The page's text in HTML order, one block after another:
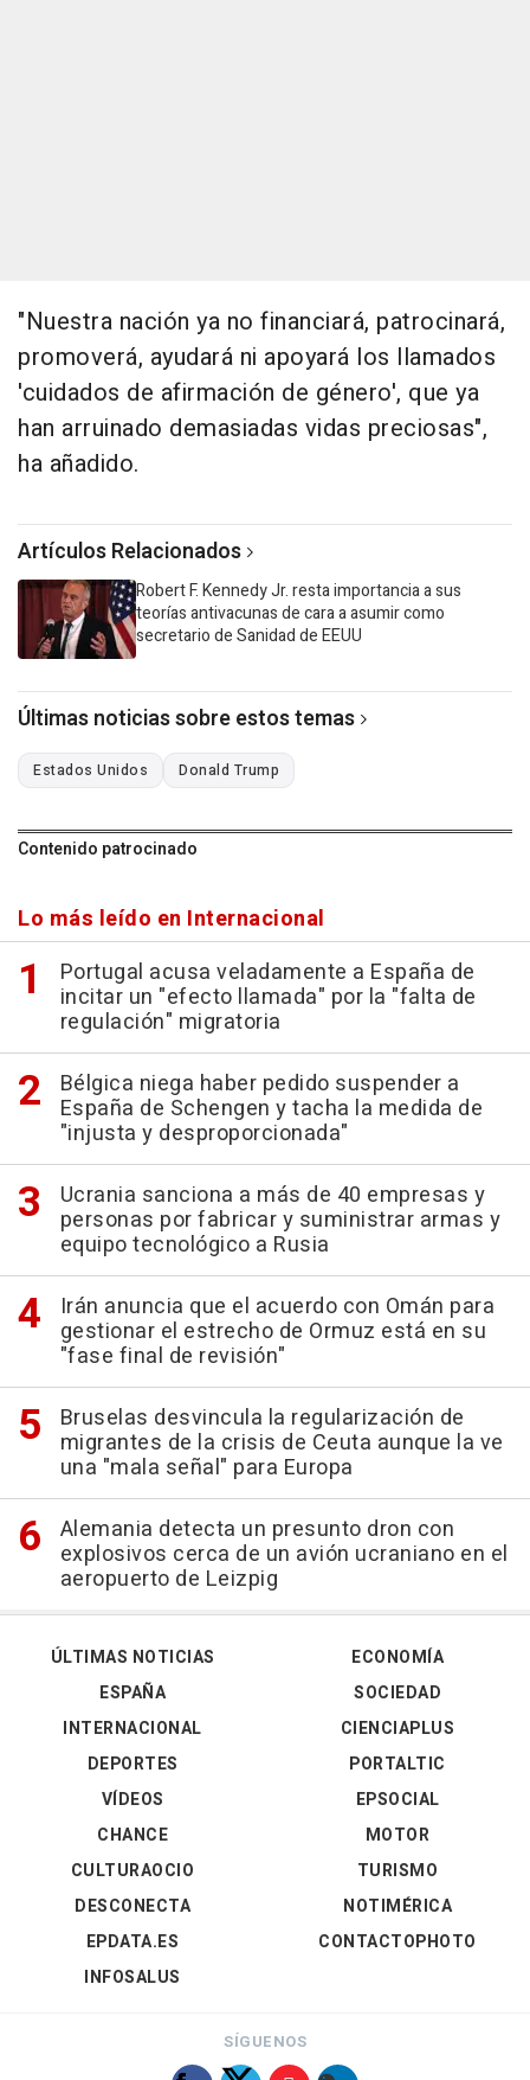
"Nuestra nación ya no financiará, patrocinará,
promoverá, ayudará ni apoyará los llamados
'cuidados de afirmación de género', que ya
han arruinado demasiadas vidas preciosas",
ha añadido.
Artículos Relacionados
Robert F. Kennedy Jr. resta importancia a sus
teorías antivacunas de cara a asumir como
secretario de Sanidad de EEUU
Últimas noticias sobre estos temas
Estados Unidos Donald Trump
Contenido patrocinado
Lo más leído en Internacional
Portugal acusa veladamente a España de
incitar un "efecto llamada" por la "falta de
regulación" migratoria
Bélgica niega haber pedido suspender a
España de Schengen y tacha la medida de
"injusta y desproporcionada"
Ucrania sanciona a más de 40 empresas y
personas por fabricar y suministrar armas y
equipo tecnológico a Rusia
Irán anuncia que el acuerdo con Omán para
gestionar el estrecho de Ormuz está en su
"fase final de revisión"
Bruselas desvincula la regularización de
migrantes de la crisis de Ceuta aunque la ve
una "mala señal" para Europa
Alemania detecta un presunto dron con
explosivos cerca de un avión ucraniano en el
aeropuerto de Leizpig
ÚLTIMAS NOTICIAS
ESPAÑA
INTERNACIONAL
DEPORTES
VÍDEOS
ECONOMÍA
SOCIEDAD
CIENCIAPLUS
PORTALTIC
EPSOCIAL
CHANCE
CULTURAOCIO
DESCONECTA
EPDATA.ES
INFOSALUS
MOTOR
TURISMO
NOTIMÉRICA
CONTACTOPHOTO
SÍGUENOS